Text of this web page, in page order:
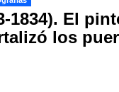
1834). El
los